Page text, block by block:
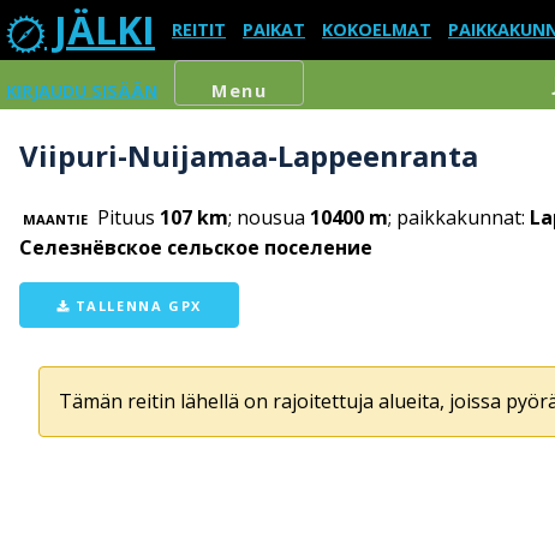
JÄLKI REITIT PAIKAT KOKOELMAT
KIRJAUDU SISÄÄN Menu
Viipuri-Nuijamaa-Lappeenranta
MAANTIE Pituus 107 km; nousua 10400 m; paikkakunnat:
Селезнёвское сельское поселение
TALLENNA GPX
Tämän reitin lähellä on rajoitettuja alueita, joissa